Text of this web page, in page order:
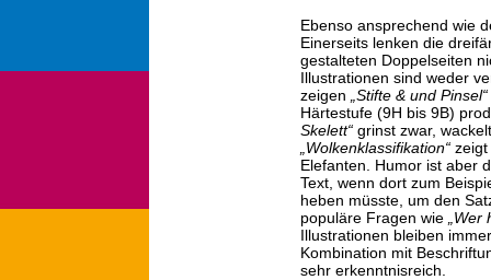
Ebenso ansprechend wie
Einerseits lenken die
gestalteten Doppelseiten
Illustrationen sind weder
zeigen
„Stifte & und Pinsel“
Härtestufe (9H bis 9B)
Skelett“ grinst zwar,
„Wolkenklassifikation“
Elefanten. Humor ist aber
Text, wenn dort zum
heben müsste, um den
populäre Fragen wie
Illustrationen bleiben
Kombination mit
sehr erkenntnisreich.